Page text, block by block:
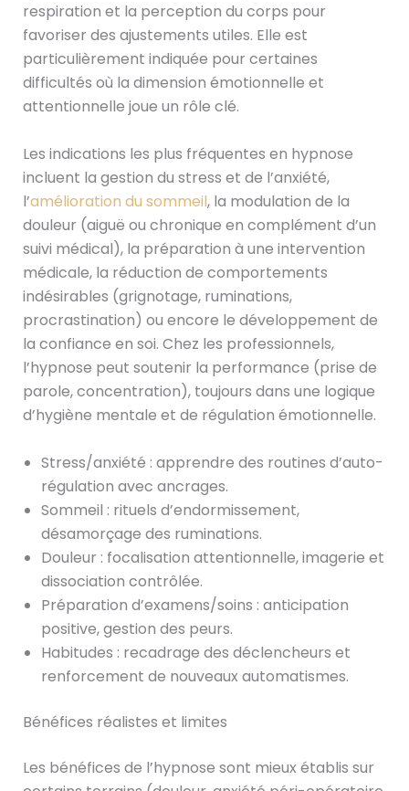
respiration et la perception du corps pour
favoriser des ajustements utiles. Elle est
particulièrement indiquée pour certaines
difficultés où la dimension émotionnelle et
attentionnelle joue un rôle clé.
Les indications les plus fréquentes en hypnose
incluent la gestion du stress et de l’anxiété,
l’amélioration du sommeil, la modulation de la
douleur (aiguë ou chronique en complément d’un
suivi médical), la préparation à une intervention
médicale, la réduction de comportements
indésirables (grignotage, ruminations,
procrastination) ou encore le développement de
la confiance en soi. Chez les professionnels,
l’hypnose peut soutenir la performance (prise de
parole, concentration), toujours dans une logique
d’hygiène mentale et de régulation émotionnelle.
Stress/anxiété : apprendre des routines d’auto-
régulation avec ancrages.
Sommeil : rituels d’endormissement,
désamorçage des ruminations.
Douleur : focalisation attentionnelle, imagerie et
dissociation contrôlée.
Préparation d’examens/soins : anticipation
positive, gestion des peurs.
Habitudes : recadrage des déclencheurs et
renforcement de nouveaux automatismes.
Bénéfices réalistes et limites
Les bénéfices de l’hypnose sont mieux établis sur